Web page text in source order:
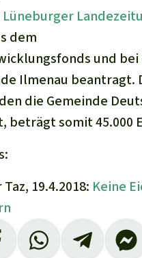
dem
und bei
Ilmenau beantragt.
die Gemeinde
beträgt somit 45.000
19.4.2018: Keine